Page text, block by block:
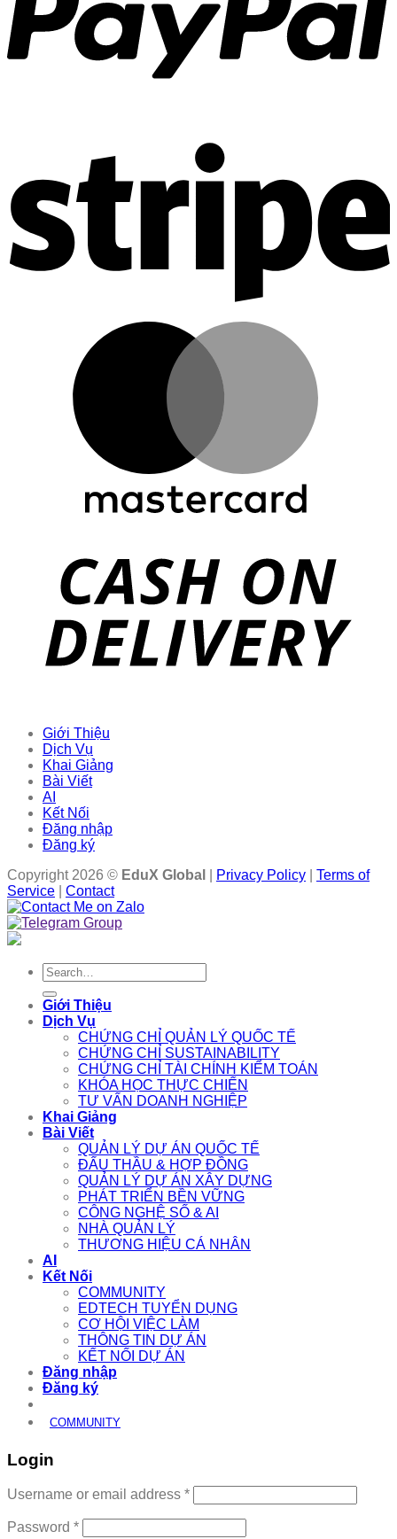
Giới Thiệu
Dịch Vụ
Khai Giảng
Bài Viết
AI
Kết Nối
Đăng nhập
Đăng ký
Copyright 2026 © EduX Global Privacy Policy
Terms of
Service
Contact
Search
for:
Giới Thiệu
Dịch Vụ
CHỨNG CHỈ QUẢN LÝ QUỐC TẾ
CHỨNG CHỈ SUSTAINABILITY
CHỨNG CHỈ TÀI CHÍNH KIỂM TOÁN
KHÓA HỌC THỰC CHIẾN
TƯ VẤN DOANH NGHIỆP
Khai Giảng
Bài Viết
QUẢN LÝ DỰ ÁN QUỐC TẾ
ĐẤU THẦU & HỢP ĐỒNG
QUẢN LÝ DỰ ÁN XÂY DỰNG
PHÁT TRIỂN BỀN VỮNG
CÔNG NGHỆ SỐ & AI
NHÀ QUẢN LÝ
THƯƠNG HIỆU CÁ NHÂN
AI
Kết Nối
COMMUNITY
EDTECH TUYỂN DỤNG
CƠ HỘI VIỆC LÀM
THÔNG TIN DỰ ÁN
KẾT NỐI DỰ ÁN
Đăng nhập
Đăng ký
COMMUNITY
Login
Username or email address *Required
Password *Required